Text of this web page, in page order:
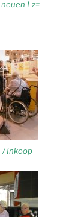
Lz=
/ Inkoop